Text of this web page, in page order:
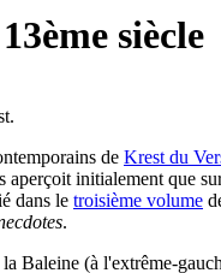
siècle
de Krest du
aperçoit initialement que
dans le troisième volume
.
Baleine (à l'extrême-